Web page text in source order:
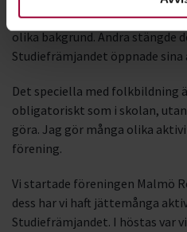
förening och möta människor
olika bakgrund. Andra stängde
Studiefrämjandet öppnade sina
Det speciella med folkbildning
obligatoriskt som i skolan,
göra. Jag gör många olika
förening.
Vi startade föreningen Malmö
dess har vi haft jättemånga
Studiefrämjandet. I höstas var